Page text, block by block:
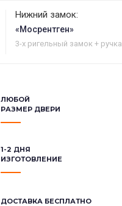
Нижний замок:
«Мосрентген»
3-х ригельный замок + ручка
ЛЮБОЙ
РАЗМЕР ДВЕРИ
1-2 ДНЯ
ИЗГОТОВЛЕНИЕ
ДОСТАВКА БЕСПЛАТНО